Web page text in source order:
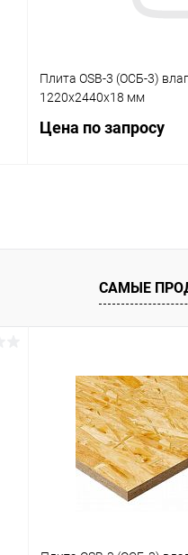
Плита OSB-3 (ОСБ-3)
1220х2440х18 мм
Цена по запросу
Купить в 1 клик
САМЫЕ